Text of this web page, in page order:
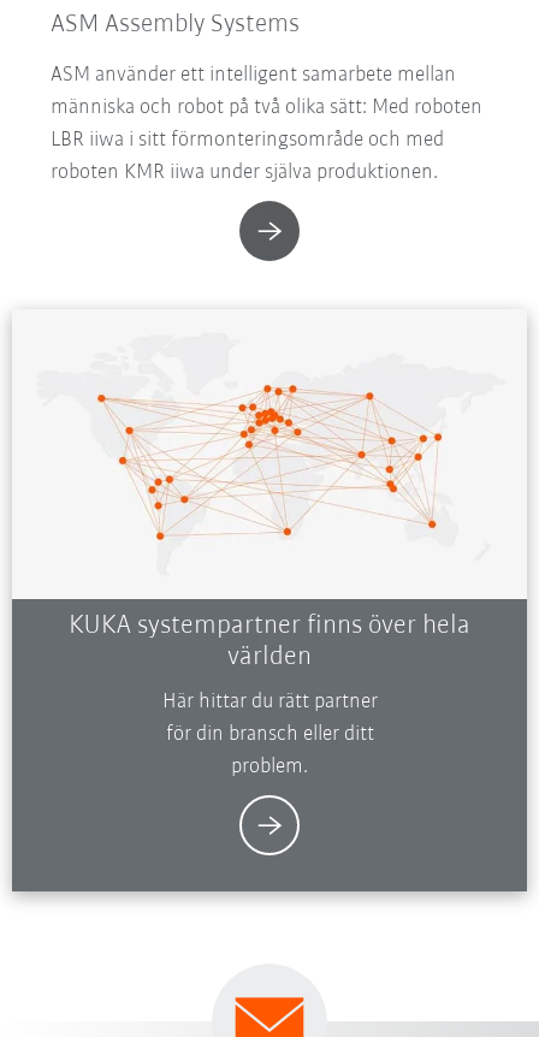
ASM Assembly Systems
ASM använder ett intelligent samarbete mellan
människa och robot på två olika sätt: Med roboten
LBR iiwa i sitt förmonteringsområde och med
roboten KMR iiwa under själva produktionen.
KUKA systempartner finns över hela
världen
Här hittar du rätt partner
för din bransch eller ditt
problem.